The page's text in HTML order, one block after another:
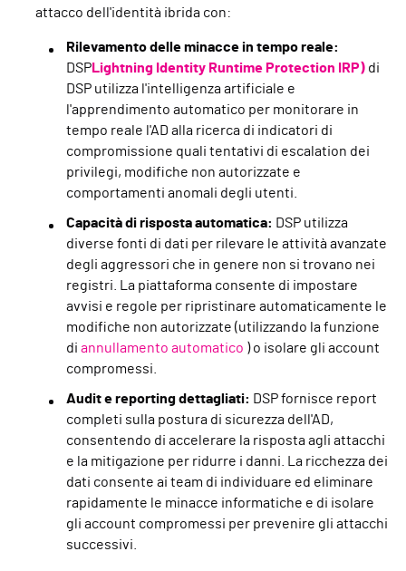
attacco dell'identità ibrida con:
Rilevamento delle minacce in tempo reale:
DSPLightning Identity Runtime Protection IRP) di
DSP utilizza l'intelligenza artificiale e
l'apprendimento automatico per monitorare in
tempo reale l'AD alla ricerca di indicatori di
compromissione quali tentativi di escalation dei
privilegi, modifiche non autorizzate e
comportamenti anomali degli utenti.
Capacità di risposta automatica: DSP utilizza
diverse fonti di dati per rilevare le attività avanzate
degli aggressori che in genere non si trovano nei
registri. La piattaforma consente di impostare
avvisi e regole per ripristinare automaticamente le
modifiche non autorizzate (utilizzando la funzione
di annullamento automatico ) o isolare gli account
compromessi.
Audit e reporting dettagliati: DSP fornisce report
completi sulla postura di sicurezza dell'AD,
consentendo di accelerare la risposta agli attacchi
e la mitigazione per ridurre i danni. La ricchezza dei
dati consente ai team di individuare ed eliminare
rapidamente le minacce informatiche e di isolare
gli account compromessi per prevenire gli attacchi
successivi.